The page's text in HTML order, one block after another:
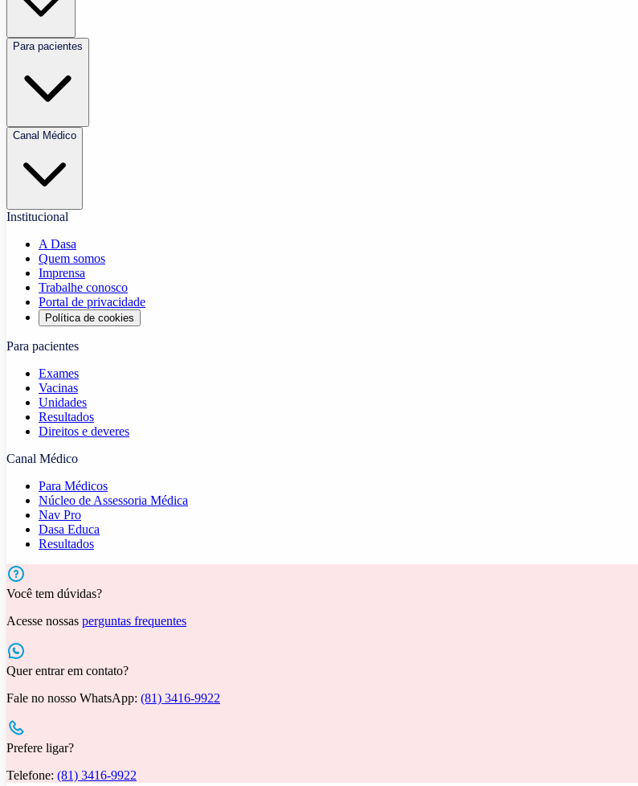
Para pacientes
Canal Médico
Institucional
A Dasa
Quem somos
Imprensa
Trabalhe conosco
Portal de privacidade
Política de cookies
Para pacientes
Exames
Vacinas
Unidades
Resultados
Direitos e deveres
Canal Médico
Para Médicos
Núcleo de Assessoria Médica
Nav Pro
Dasa Educa
Resultados
Você tem dúvidas?
Acesse nossas perguntas frequentes
Quer entrar em contato?
Fale no nosso WhatsApp: (81) 3416-9922
Prefere ligar?
Telefone: (81) 3416-9922